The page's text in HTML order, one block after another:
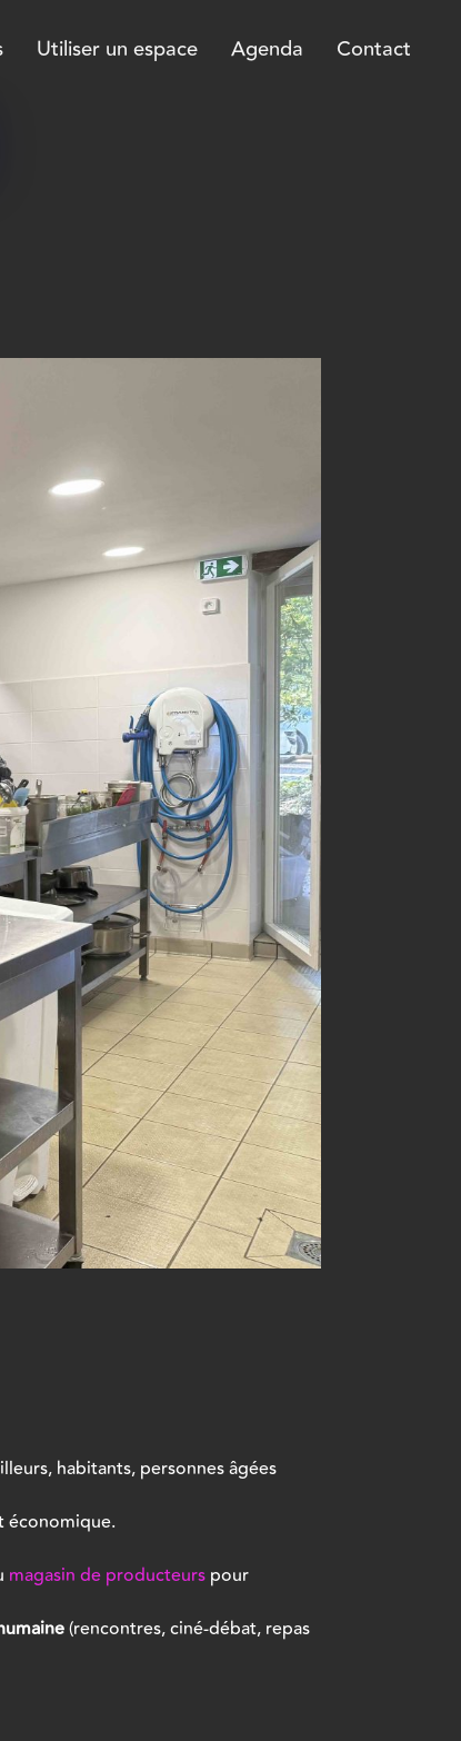
Utiliser un espace Agenda Contact
habitants, personnes âgées
économique.
magasin de producteurs pour
(rencontres, ciné-débat, repas